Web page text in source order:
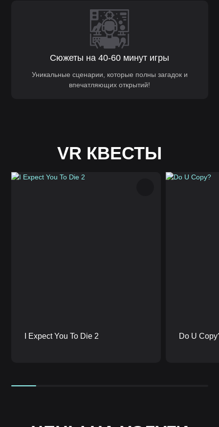
Сюжеты на 40-60 минут игры
Уникальные сценарии, которые полны загадок и
впечатляющих открытий!
VR КВЕСТЫ
I Expect You To Die 2 Do U